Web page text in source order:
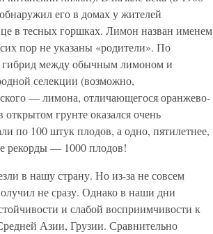
его в домах у жителей
в тесных горшках. Лимон назван именем
пор не указаны «родители». По
гибрид между обычным лимоном и
селекции (возможно,
— лимона, отличающегося оранжево-
грунте оказался очень
по 100 штук плодов, а одно, пятилетнее,
рекорды — 1000 плодов!
в нашу страну. Но из-за не совсем
не сразу. Однако в наши дни
и слабой восприимчивости к
Азии, Грузии. Сравнительно